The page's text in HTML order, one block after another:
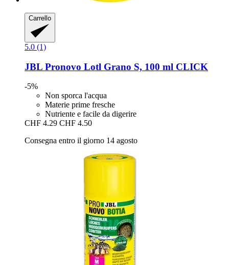
Carrello
5.0 (1)
JBL Pronovo Lotl Grano S, 100 ml CLICK
-5%
Non sporca l'acqua
Materie prime fresche
Nutriente e facile da digerire
CHF 4.29 CHF 4.50
Consegna entro il giorno 14 agosto